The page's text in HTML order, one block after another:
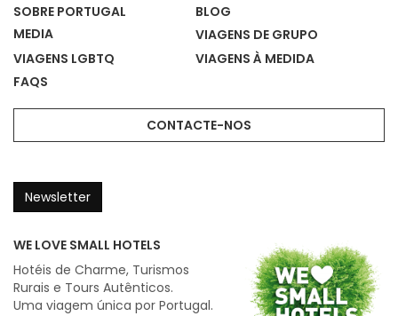
SOBRE PORTUGAL
BLOG
MEDIA
VIAGENS DE GRUPO
VIAGENS LGBTQ
VIAGENS À MEDIDA
FAQS
CONTACTE-NOS
Newsletter
WE LOVE SMALL HOTELS
Hotéis de Charme, Turismos
Rurais e Tours Autênticos.
Uma viagem única por Portugal.